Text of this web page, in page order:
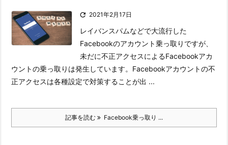
 2021年2月17日
レイバンスパムなどで大流行した
Facebookのアカウント乗っ取りですが、
未だに不正アクセスによるFacebookアカ
ウントの乗っ取りは発生しています。 Facebookアカウントの不
正アクセスは各種設定で対策することが出 ...
記事を読む Facebook乗っ取り ...